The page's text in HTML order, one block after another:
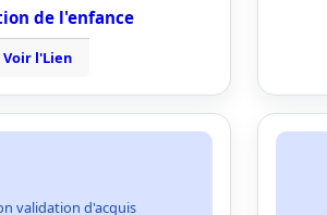
de l'enfance
Voir l'Lien
validation d'acquis